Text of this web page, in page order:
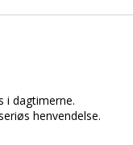
i dagtimerne.
henvendelse.